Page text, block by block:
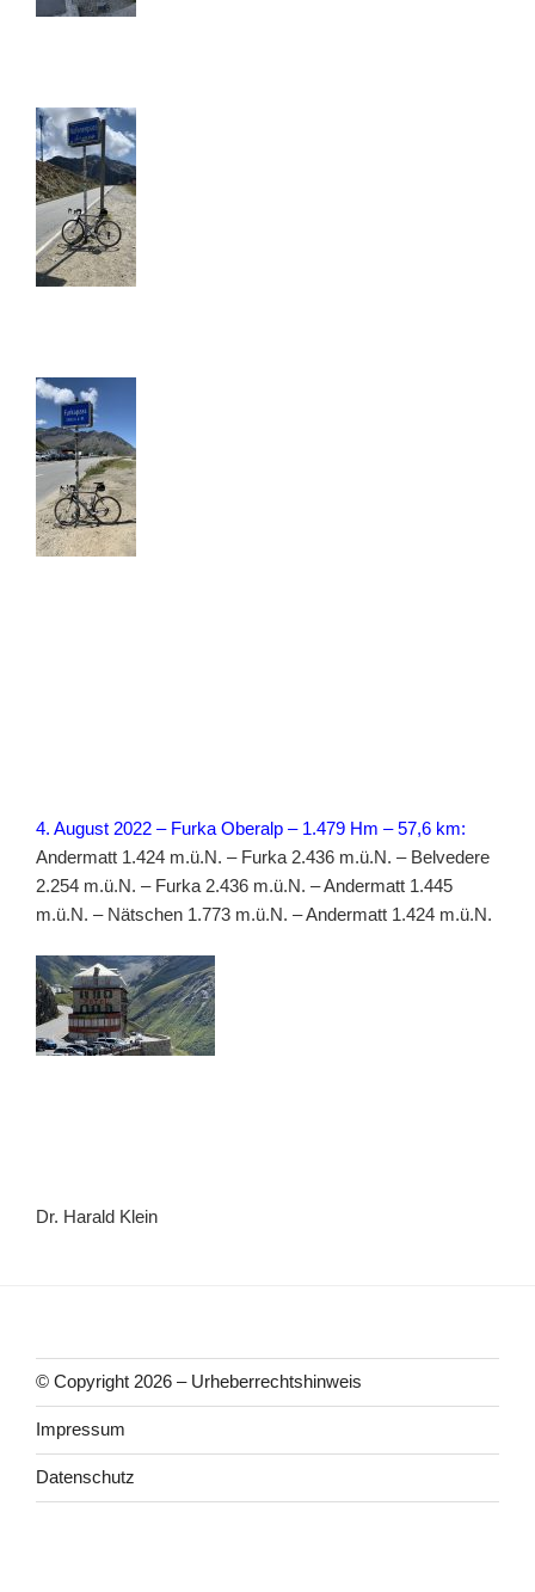
4. August 2022 – Furka Oberalp – 1.479 Hm – 57,6 km:
Andermatt 1.424 m.ü.N. – Furka 2.436 m.ü.N. – Belvedere
2.254 m.ü.N. – Furka 2.436 m.ü.N. – Andermatt 1.445
m.ü.N. – Nätschen 1.773 m.ü.N. – Andermatt 1.424 m.ü.N.
Dr. Harald Klein
© Copyright 2026 – Urheberrechtshinweis
Impressum
Datenschutz